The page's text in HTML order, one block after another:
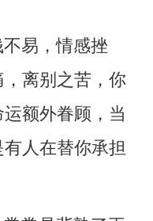
易，情感挫
离别之苦，你
额外眷顾，当
人在替你承担